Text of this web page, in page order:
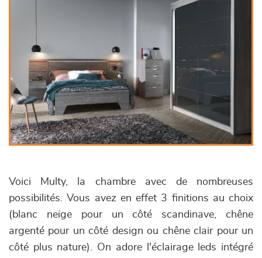
outdoor
décoration
Voici Multy, la chambre avec de nombreuses
possibilités. Vous avez en effet 3 finitions au choix
(blanc neige pour un côté scandinave, chêne
argenté pour un côté design ou chêne clair pour un
côté plus nature). On adore l'éclairage leds intégré